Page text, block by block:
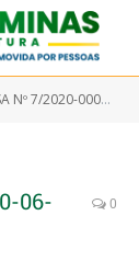
(Aquisição de material farmacológico)
06-
0